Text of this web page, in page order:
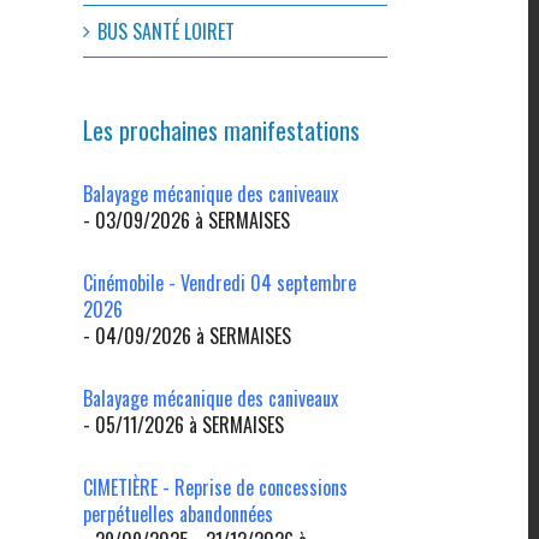
BUS SANTÉ LOIRET
Les prochaines manifestations
Balayage mécanique des caniveaux
- 03/09/2026 à SERMAISES
Cinémobile - Vendredi 04 septembre
2026
- 04/09/2026 à SERMAISES
Balayage mécanique des caniveaux
- 05/11/2026 à SERMAISES
CIMETIÈRE - Reprise de concessions
perpétuelles abandonnées